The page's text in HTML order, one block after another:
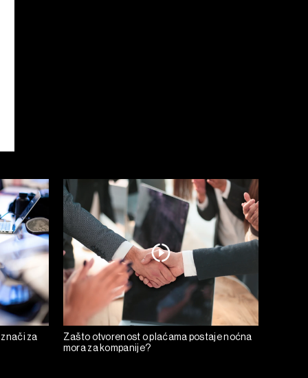
za
Zašto otvorenost o plaćama postaje noćna
mora za kompanije?